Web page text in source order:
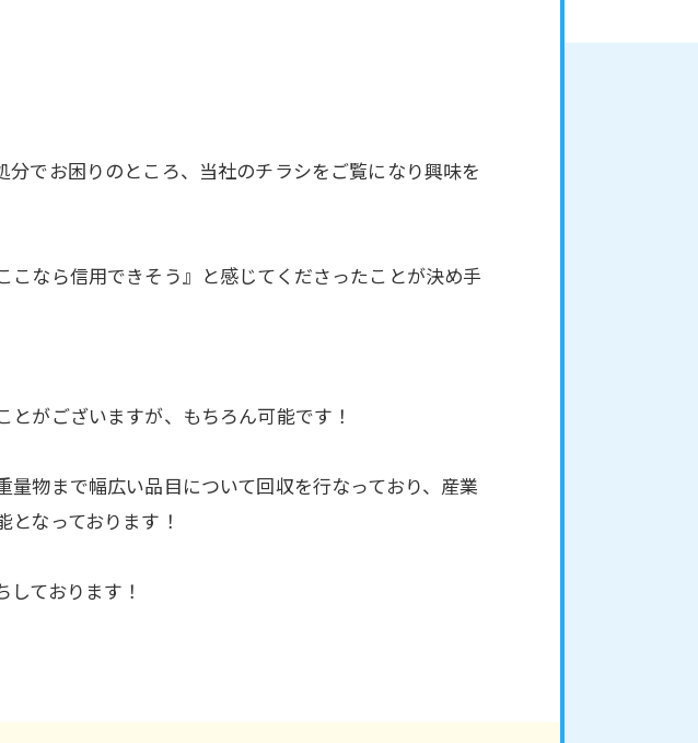
でお困りのところ、当社のチラシをご覧になり興味を
なら信用できそう』と感じてくださったことが決め手
がございますが、もちろん可能です！
物まで幅広い品目について回収を行なっており、産業
なっております！
ております！